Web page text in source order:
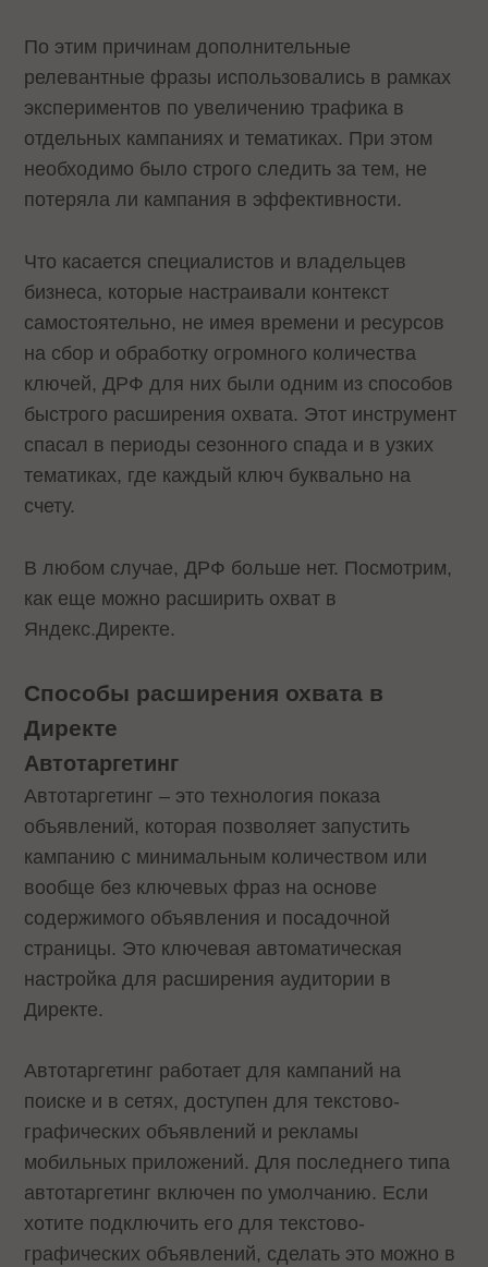
По этим причинам дополнительные
релевантные фразы использовались в рамках
экспериментов по увеличению трафика в
отдельных кампаниях и тематиках. При этом
необходимо было строго следить за тем, не
потеряла ли кампания в эффективности.
Что касается специалистов и владельцев
бизнеса, которые настраивали контекст
самостоятельно, не имея времени и ресурсов
на сбор и обработку огромного количества
ключей, ДРФ для них были одним из способов
быстрого расширения охвата. Этот инструмент
спасал в периоды сезонного спада и в узких
тематиках, где каждый ключ буквально на
счету.
В любом случае, ДРФ больше нет. Посмотрим,
как еще можно расширить охват в
Яндекс.Директе.
Способы расширения охвата в
Директе
Автотаргетинг
Автотаргетинг – это технология показа
объявлений, которая позволяет запустить
кампанию с минимальным количеством или
вообще без ключевых фраз на основе
содержимого объявления и посадочной
страницы. Это ключевая автоматическая
настройка для расширения аудитории в
Директе.
Автотаргетинг работает для кампаний на
поиске и в сетях, доступен для текстово-
графических объявлений и рекламы
мобильных приложений. Для последнего типа
автотаргетинг включен по умолчанию. Если
хотите подключить его для текстово-
графических объявлений, сделать это можно в